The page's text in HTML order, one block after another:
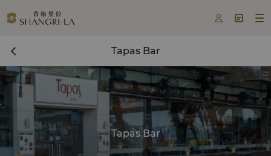
  
Tapas Bar
Tapas Bar